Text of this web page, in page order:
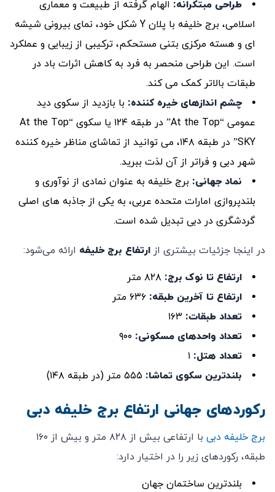
طراحی مبتکرانه: الهام گرفته از طبیعت و معماری
اسلامی، برج خلیفه با پلان Y شکل خود، نمای بیرونی شیشه
ای و هسته مرکزی بتنی مستحکم، ترکیبی از زیبایی و عملکرد
است. این طراحی منحصر به فرد به کاهش اثرات باد در
طبقات بالاتر کمک می کند.
چشم اندازهای خیره کننده: با بازدید از سکوی دید
عمومی “At the Top” در طبقه ۱۲۴ یا سکوی “At the Top
SKY” در طبقه ۱۴۸، می توانید از تماشای مناظر خیره کننده
شهر دبی و فراتر از آن لذت ببرید.
نماد جهانی: برج خلیفه به عنوان نمادی از نوآوری و
بلندپروازی امارات متحده عربی، به یکی از جاذبه های اصلی
گردشگری در دبی تبدیل شده است.
در اینجا جزئیات بیشتری از ارتفاع برج خلیفه ارائه می‌شود:
ارتفاع تا نوک برج:
ارتفاع تا آخرین طبقه:
تعداد طبقات:
تعداد واحدهای مسکونی:
تعداد هتل‌:
بلندترین سکوی تماشا:
رکوردهای جهانی ارتفاع برج خلیفه دبی
برج خلیفه دبی
با ارتفاعی بیش از ۸۲۸ متر و بیش از ۱۶۰
طبقه، رکوردهای زیر را در اختیار دارد:
بلندترین ساختمان جهان